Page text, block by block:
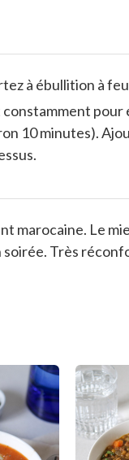
à ébullition à
10 minutes).
marocaine. Le
Très